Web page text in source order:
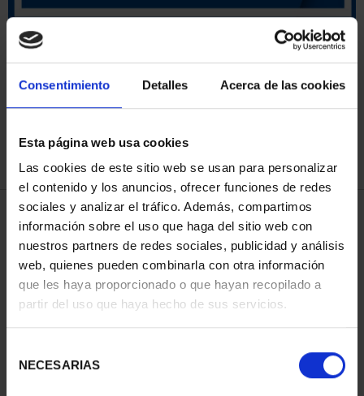
Consentimiento Detalles Acerca de las cookies
Esta página web usa cookies
Las cookies de este sitio web se usan para personalizar
el contenido y los anuncios, ofrecer funciones de redes
sociales y analizar el tráfico. Además, compartimos
información sobre el uso que haga del sitio web con
nuestros partners de redes sociales, publicidad y análisis
web, quienes pueden combinarla con otra información
que les haya proporcionado o que hayan recopilado a
partir del uso que haya hecho de sus servicios.
NECESARIAS
REFINAR
3 Productos encontrados